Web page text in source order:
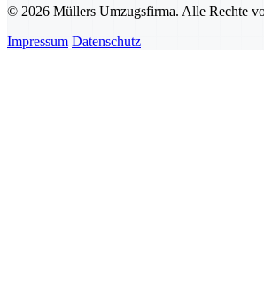
© 2026 Müllers Umzugsfirma. Alle Rechte
Impressum Datenschutz